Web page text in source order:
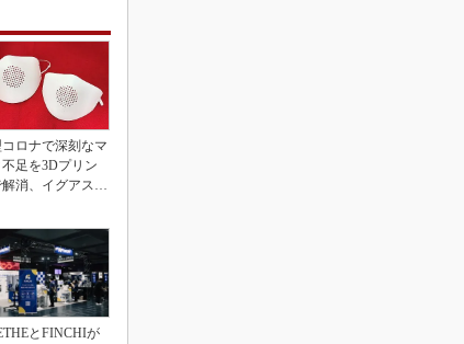
ロナで深刻なマ
不足を3Dプリン
解消、イグアスが
とFINCHIが